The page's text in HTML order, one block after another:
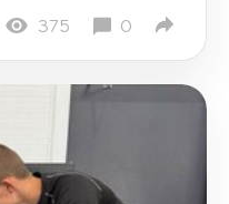
375 0